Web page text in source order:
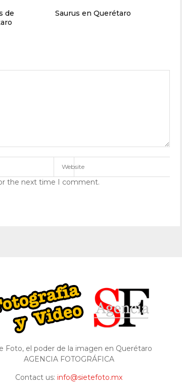
de
Saurus en Querétaro
the next time I comment.
Foto, el poder de la imagen en Querétaro
AGENCIA FOTOGRÁFICA
Contact us: info@sietefoto.mx